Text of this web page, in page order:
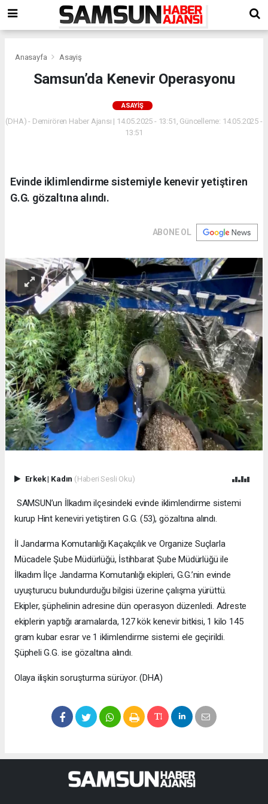
Anasayfa Asayiş
Samsun’da Kenevir Operasyonu
ASAYIŞ
(DHA) - Demirören Haber Ajansı | 14.05.2025 - 13:51, Güncelleme: 14.05.2025 -
13:51
Evinde iklimlendirme sistemiyle kenevir yetiştiren
G.G. gözaltına alındı.
ABONE OL
Erkek| Kadın (Haberi Sesli Oku)
SAMSUN’un İlkadım ilçesindeki evinde iklimlendirme sistemi
kurup Hint keneviri yetiştiren G.G. (53), gözaltına alındı.
İl Jandarma Komutanlığı Kaçakçılık ve Organize Suçlarla
Mücadele Şube Müdürlüğü, İstihbarat Şube Müdürlüğü ile
İlkadım İlçe Jandarma Komutanlığı ekipleri, G.G.’nin evinde
uyuşturucu bulundurduğu bilgisi üzerine çalışma yürüttü.
Ekipler, şüphelinin adresine dün operasyon düzenledi. Adreste
ekiplerin yaptığı aramalarda, 127 kök kenevir bitkisi, 1 kilo 145
gram kubar esrar ve 1 iklimlendirme sistemi ele geçirildi.
Şüpheli G.G. ise gözaltına alındı.
Olaya ilişkin soruşturma sürüyor. (DHA)